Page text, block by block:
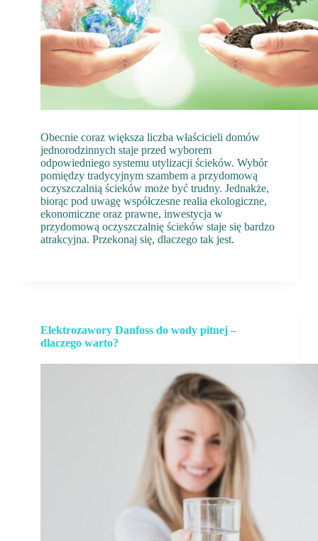
Obecnie coraz większa liczba właścicieli domów
jednorodzinnych staje przed wyborem
odpowiedniego systemu utylizacji ścieków. Wybór
pomiędzy tradycyjnym szambem a przydomową
oczyszczalnią ścieków może być trudny. Jednakże,
biorąc pod uwagę współczesne realia ekologiczne,
ekonomiczne oraz prawne, inwestycja w
przydomową oczyszczalnię ścieków staje się bardzo
atrakcyjna. Przekonaj się, dlaczego tak jest.
Elektrozawory Danfoss do wody pitnej –
dlaczego warto?